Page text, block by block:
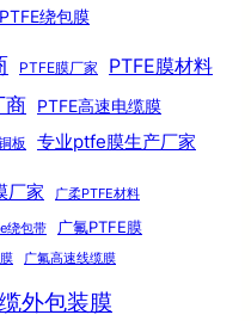
PTFE绕包膜
PTFE膜厂家 PTFE膜材料
商 PTFE高速电缆膜
板 专业ptfe膜生产厂家
厂家 广柔PTFE材料
绕包带 广氟PTFE膜
广氟高速线缆膜
外包装膜